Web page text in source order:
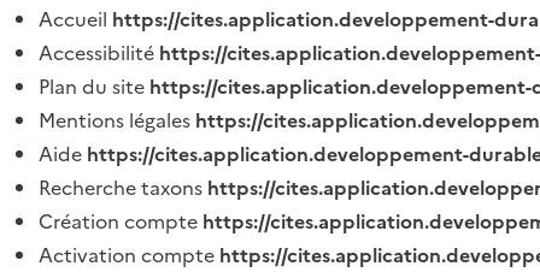
Accueil https://cites.application.developpement-
Accessibilité https://
Plan du site https://
Mentions légales https://
Aide https://cites.application.developpement-
Recherche taxons https://
Création compte https://
Activation compte https://